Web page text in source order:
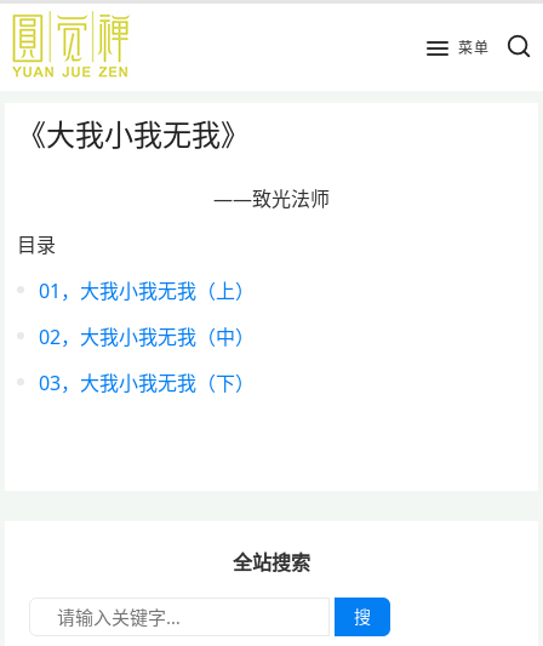
跳
主
菜单
《大我小我无我》
——致光法师
目录
01，大我小我无我（上）
02，大我小我无我（中）
03，大我小我无我（下）
全站搜索
搜